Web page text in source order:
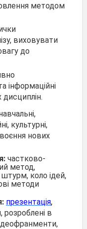
методом
виховувати
до
інформаційні
дисциплін.
культурні,
нових
частково-
метод,
коло ідей,
методи
презентація,
розроблені в